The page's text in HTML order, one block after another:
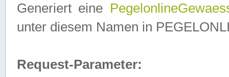
Generiert eine
unter diesem Namen in
Request-Parameter: